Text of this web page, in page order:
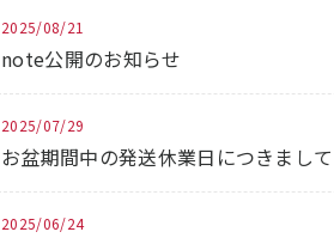
2025/08/21
note公開のお知らせ
2025/07/29
お盆期間中の発送休業日につきまして
2025/06/24